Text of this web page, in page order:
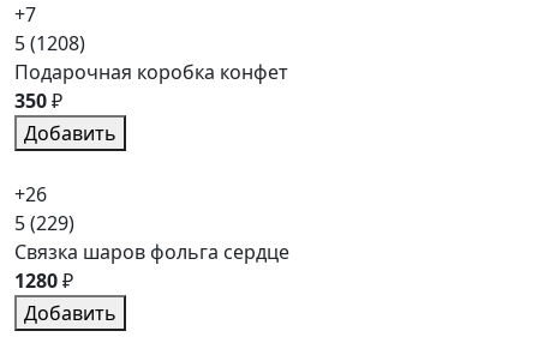
+7
5(1208)
Подарочная коробка конфет
350₽
Добавить
+26
5(229)
Связка шаров фольга сердце
1280₽
Добавить